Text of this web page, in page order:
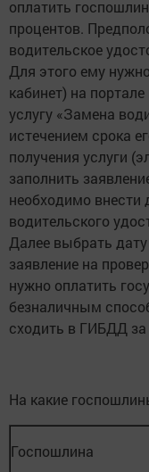
оплатить
процентов.
водительское
Для этого ему
кабинет) на
услугу «Замена
истечением срока
получения услуги
заполнить
необходимо внести
водительского
Далее выбрать
заявление на
нужно оплатить
безналичным
сходить в ГИБДД
На какие
Госпошлина